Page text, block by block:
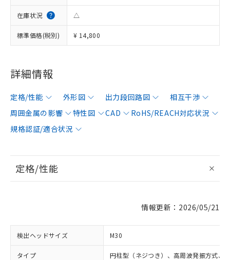
在庫状況 △
標準価格(税別) ¥ 14,800
詳細情報
定格/性能 外形図 出力段回路図
相互干渉
周囲金属の影響
特性図 CAD
RoHS/REACH対応状況
規格認証/適合状況
定格/性能
情報更新：2026/05/21
検出ヘッドサイズ M30
タイプ 円柱型（ネジつき）、高周波発振方式、